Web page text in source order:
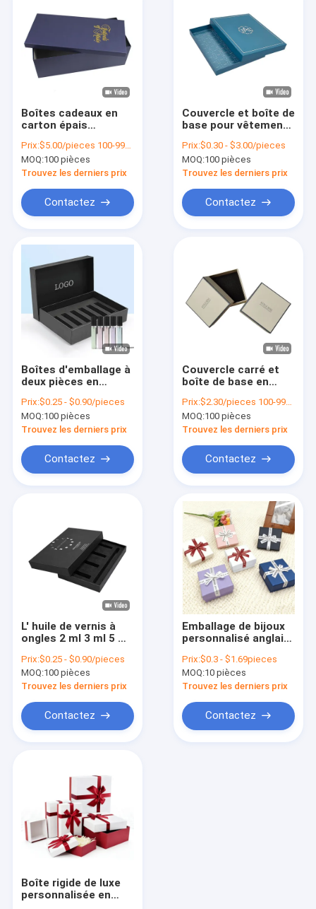
Produits
À propos de nous
Visite de l'usine
Nouvelles
Les affaires
Boîtes d'emballage pour cadeaux
Boîte d'emballage magnétique
Boîte d'emballage de tiroir
couvercle et boîte basse
Boîte pliable rigide
boîtes de empaquetage de bijoux
Boîte à lettres en papier
Boîte d'emballage à tubes
Boîtes cadeaux en
carton épais
les bouteilles de vin
Prix:$5.00/pieces 100-999 pieces
MOQ:100 pièces
Trouvez les derniers prix
Contactez
Couvercle et boîte de
base pour vêtements
de carton rigides
avec couvercles
Prix:$0.30 - $3.00/pieces
MOQ:100 pièces
Trouvez les derniers prix
Contactez
Boîtes d'emballage à
deux pièces en
Prix:$0.25 - $0.90/pieces
MOQ:100 pièces
Trouvez les derniers prix
Contactez
Couvercle carré et
boîte de base en
vernis Finition rigide
boîtes cadeaux avec
couvercles
Prix:$2.30/pieces 100-999 pieces
MOQ:100 pièces
Trouvez les derniers prix
Contactez
L' huile de vernis à
ongles 2 ml 3 ml 5 ml
papier rigide Boîte d'
emballage avec
couvercle détachable
Prix:$0.25 - $0.90/pieces
MOQ:100 pièces
Trouvez les derniers prix
Contactez
Emballage de bijoux
personnalisé anglais
terre boîte carrée
élégante couverture
en carton pour
bagues boîtes
Prix:$0.3 - $1.69pieces
MOQ:10 pièces
Trouvez les derniers prix
Contactez
Boîte rigide de luxe
personnalisée en